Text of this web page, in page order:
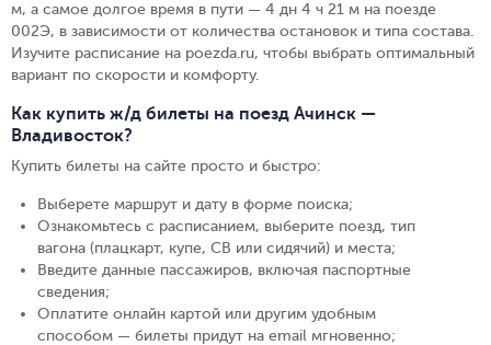
м, а самое долгое время в пути — 4 дн 4 ч 21 м на поезде
002Э, в зависимости от количества остановок и типа состава.
Изучите расписание на poezda.ru, чтобы выбрать оптимальный
вариант по скорости и комфорту.
Как купить ж/д билеты на поезд Ачинск —
Владивосток?
Купить билеты на сайте просто и быстро:
Выберете маршрут и дату в форме поиска;
Ознакомьтесь с расписанием, выберите поезд, тип
вагона (плацкарт, купе, СВ или сидячий) и места;
Введите данные пассажиров, включая паспортные
сведения;
Оплатите онлайн картой или другим удобным
способом — билеты придут на email мгновенно;